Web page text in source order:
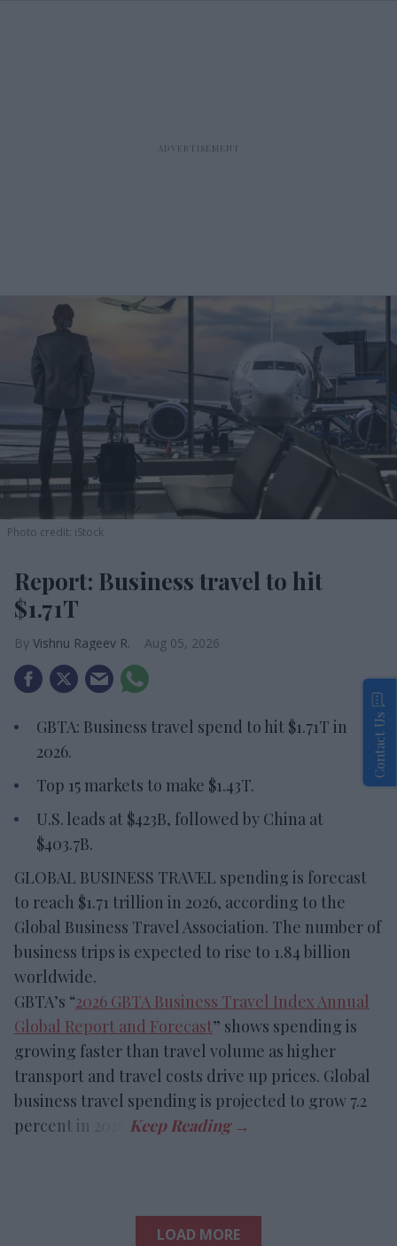
Photo credit: iStock
Report: Business travel to hit
$1.71T
Vishnu Rageev R. Aug 05, 2026
GBTA: Business travel spend to hit $1.71T in
2026.
Top 15 markets to make $1.43T.
U.S. leads at $423B, followed by China at
$403.7B.
GLOBAL BUSINESS TRAVEL spending is forecast
to reach $1.71 trillion in 2026, according to the
Global Business Travel Association. The number of
business trips is expected to rise to 1.84 billion
worldwide.
GBTA’s “2026 GBTA Business Travel Index Annual
Global Report and Forecast” shows spending is
growing faster than travel volume as higher
transport and travel costs drive up prices. Global
business travel spending is projected to grow 7.2
percent in 2026.
LOAD MORE
Contact Us